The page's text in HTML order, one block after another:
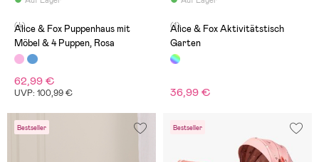
(4)
Alice & Fox Puppenhaus mit
Möbel & 4 Puppen, Rosa
62,99 €
UVP: 100,99 €
(1)
Alice & Fox Aktivitätstisch
Garten
36,99 €
Bestseller Bestseller